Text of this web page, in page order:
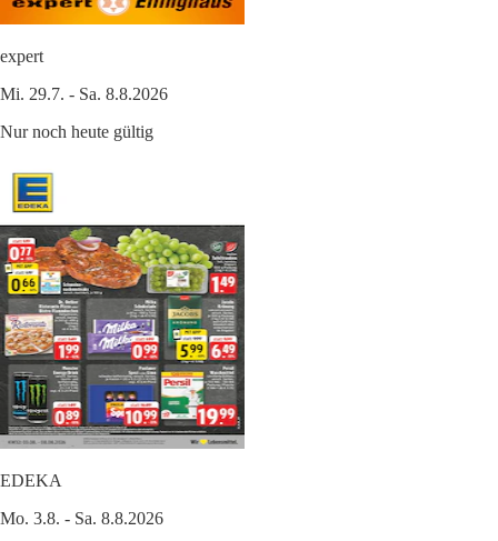
expert
Mi. 29.7. - Sa. 8.8.2026
Nur noch heute gültig
EDEKA
Mo. 3.8. - Sa. 8.8.2026